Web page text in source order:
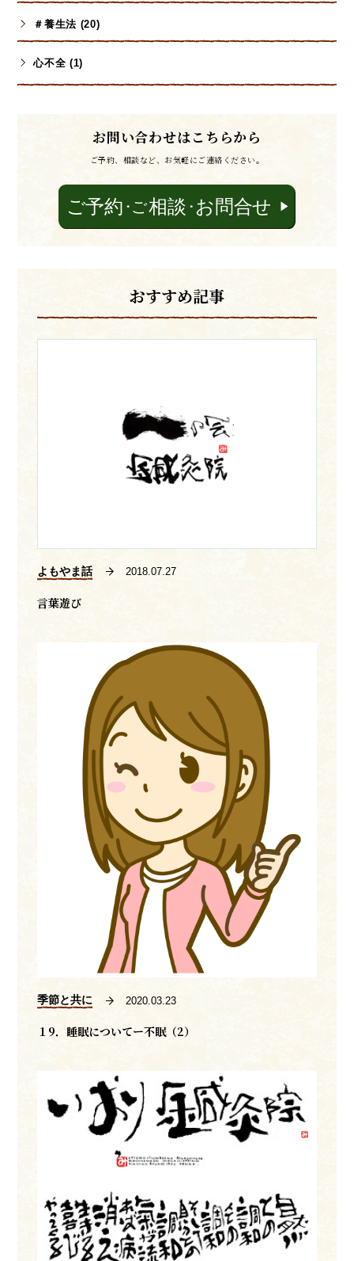
＃養生法 (20)
心不全 (1)
お問い合わせはこちらから
ご予約、相談など、お気軽にご連絡ください。
おすすめ記事
よもやま話 2018.07.27
言葉遊び
季節と共に 2020.03.23
１9．睡眠についてー不眠（2）